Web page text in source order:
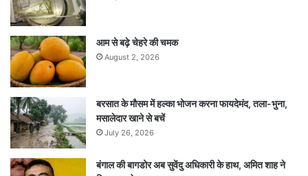
आम से बढ़े चेहरे की चमक
August 2, 2026
बरसात के मौसम में हल्का भोजन करना फायदेमंद, तला-भुना,
मसालेदार खाने से बचें
July 26, 2026
बंगाल की बागडोर अब सुवेंदु अधिकारी के हाथ, अमित शाह ने